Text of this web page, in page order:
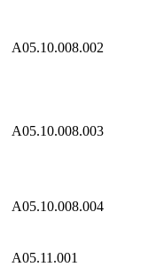
A05.10.008.002
A05.10.008.003
A05.10.008.004
A05.11.001